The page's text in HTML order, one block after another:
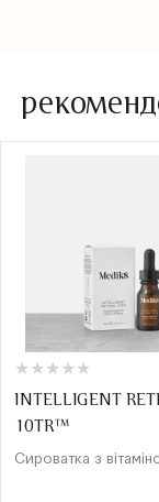
★
★ ★
★ ★
★ ★
★ ★
★
INTELLIGENT
10TR™
Сироватка з